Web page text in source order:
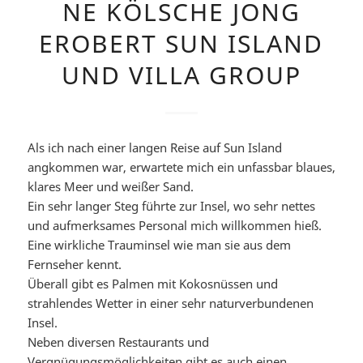
NE KÖLSCHE JONG
EROBERT SUN ISLAND
UND VILLA GROUP
Als ich nach einer langen Reise auf Sun Island
angkommen war, erwartete mich ein unfassbar blaues,
klares Meer und weißer Sand.
Ein sehr langer Steg führte zur Insel, wo sehr nettes
und aufmerksames Personal mich willkommen hieß.
Eine wirkliche Trauminsel wie man sie aus dem
Fernseher kennt.
Überall gibt es Palmen mit Kokosnüssen und
strahlendes Wetter in einer sehr naturverbundenen
Insel.
Neben diversen Restaurants und